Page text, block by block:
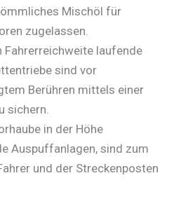
Mischöl für
zugelassen.
Fahrerreichweite laufende
sind vor
Berühren mittels einer
sichern.
in der Höhe
Auspuffanlagen, sind zum
und der Streckenposten